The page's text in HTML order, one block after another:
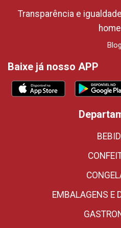
Transparência e
Blog
Baixe já nosso APP
EMBALAGENS E